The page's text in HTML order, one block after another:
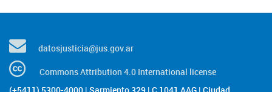
datosjusticia@jus.gov.ar
Commons Attribution 4.0 International license